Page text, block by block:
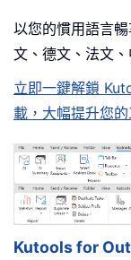
以您的慣用語言
文、德文、法文
立即一鍵解鎖
載，大幅提升您的
Kutools for